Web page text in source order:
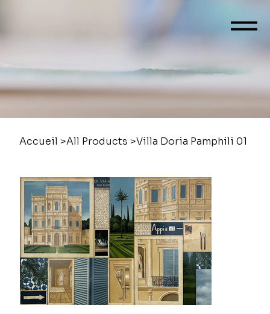
Accueil >All Products >Villa Doria Pamphili 01